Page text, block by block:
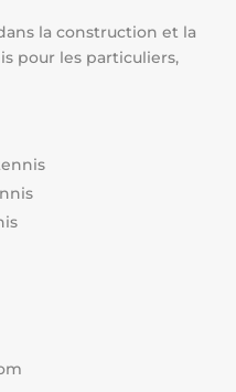
la construction et la
pour les particuliers,